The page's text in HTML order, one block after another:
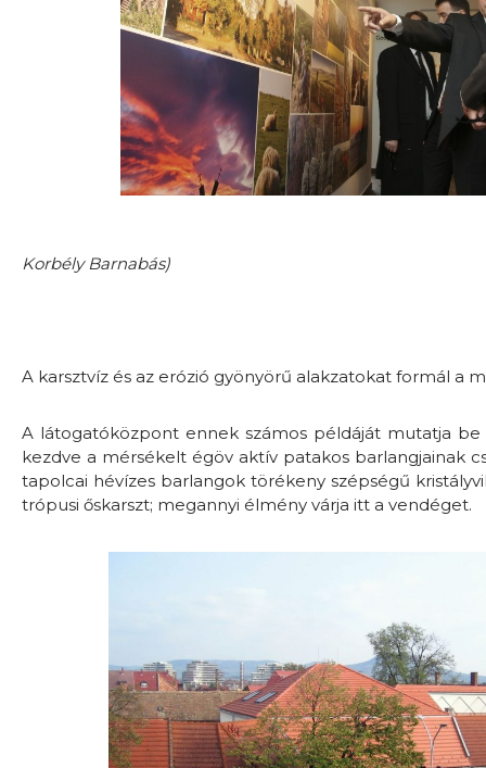
Korbély Barnabás)
A karsztvíz és az erózió gyönyörű alakzatokat formál a
A látogatóközpont ennek számos példáját mutatja be
kezdve a mérsékelt égöv aktív patakos barlangjainak
tapolcai hévízes barlangok törékeny szépségű
trópusi őskarszt; megannyi élmény várja itt a vendéget.